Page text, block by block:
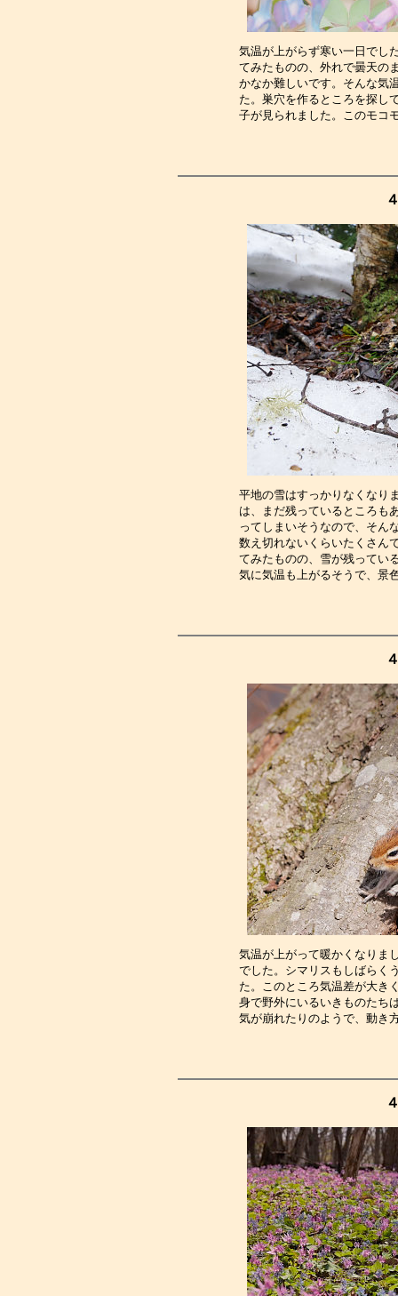
気温が上がらず寒い一日でし
てみたものの、外れで曇天の
かなか難しいです。そんな気
た。巣穴を作るところを探し
子が見られました。この
平地の雪はすっかりなくなり
は、まだ残っているところも
ってしまいそうなので、そん
数え切れないくらいたくさん
てみたものの、雪が残ってい
気に気温も上がるそう
気温が上がって暖かくなりま
でした。シマリスもしばらく
た。このところ気温差が大き
身で野外にいるいきものたち
気が崩れたりのよ